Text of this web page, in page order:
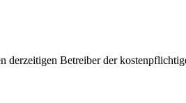
Betreiber der